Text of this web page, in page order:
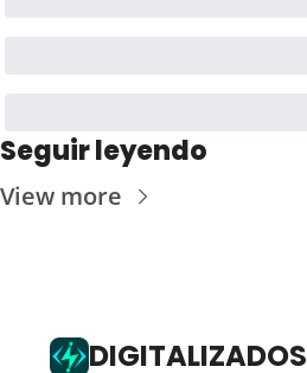
Seguir leyendo
View more
DIGITALIZADOS